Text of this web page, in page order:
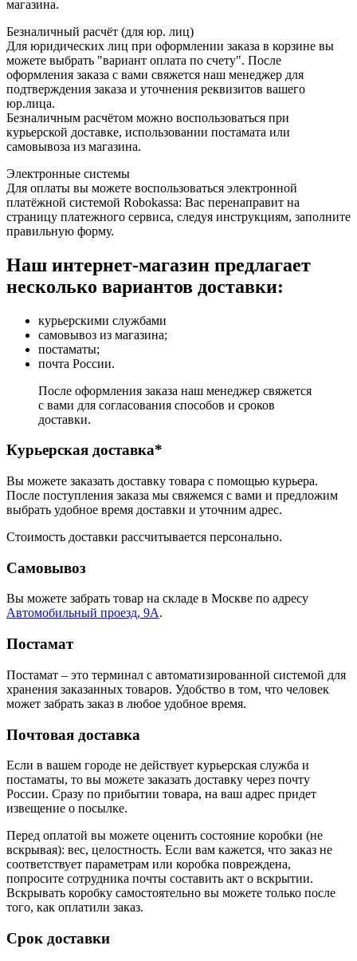
магазина.
Безналичный расчёт (для юр. лиц)
Для юридических лиц при оформлении заказа в корзине вы
можете выбрать "вариант оплата по счету". После
оформления заказа с вами свяжется наш менеджер для
подтверждения заказа и уточнения реквизитов вашего
юр.лица.
Безналичным расчётом можно воспользоваться при
курьерской доставке, использовании постамата или
самовывоза из магазина.
Электронные системы
Для оплаты вы можете воспользоваться электронной
платёжной системой Robokassa: Вас перенаправит на
страницу платежного сервиса, следуя инструкциям, заполните
правильную форму.
Наш интернет-магазин предлагает
несколько вариантов доставки:
курьерскими службами
самовывоз из магазина;
постаматы;
почта России.
После оформления заказа наш менеджер свяжется
с вами для согласования способов и сроков
доставки.
Курьерская доставка*
Вы можете заказать доставку товара с помощью курьера.
После поступления заказа мы свяжемся с вами и предложим
выбрать удобное время доставки и уточним адрес.
Стоимость доставки рассчитывается персонально.
Самовывоз
Вы можете забрать товар на складе в Москве по адресу
Автомобильный проезд, 9А.
Постамат
Постамат – это терминал с автоматизированной системой для
хранения заказанных товаров. Удобство в том, что человек
может забрать заказ в любое удобное время.
Почтовая доставка
Если в вашем городе не действует курьерская служба и
постаматы, то вы можете заказать доставку через почту
России. Сразу по прибытии товара, на ваш адрес придет
извещение о посылке.
Перед оплатой вы можете оценить состояние коробки (не
вскрывая): вес, целостность. Если вам кажется, что заказ не
соответствует параметрам или коробка повреждена,
попросите сотрудника почты составить акт о вскрытии.
Вскрывать коробку самостоятельно вы можете только после
того, как оплатили заказ.
Срок доставки